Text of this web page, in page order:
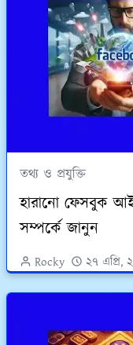
তথ্য ও প্রযুক্তি
হারানো ফেসবুক
সম্পর্কে জানুন
Rocky ২৭ এপ্রি,